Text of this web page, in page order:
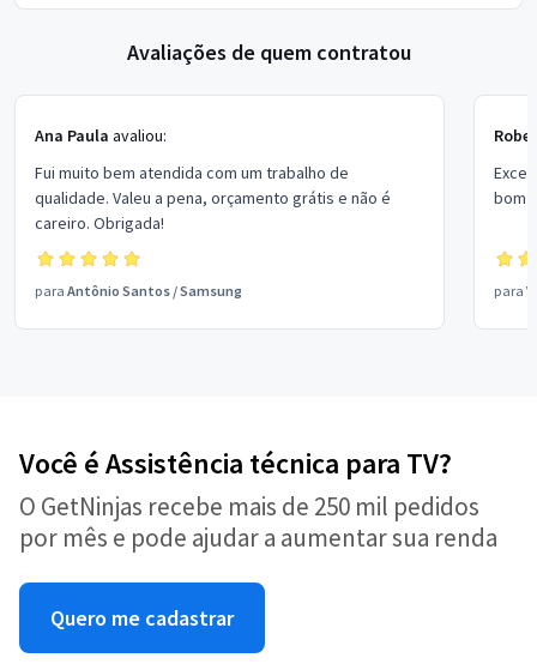
Avaliações de quem contratou
Ana Paula avaliou:
Fui muito bem atendida com um trabalho de
qualidade. Valeu a pena, orçamento grátis e não é
careiro. Obrigada!
para Antônio Santos /Samsung
bom
para
Você é Assistência técnica para TV?
O GetNinjas recebe mais de 250 mil pedidos
por mês e pode ajudar a aumentar sua renda
Quero me cadastrar